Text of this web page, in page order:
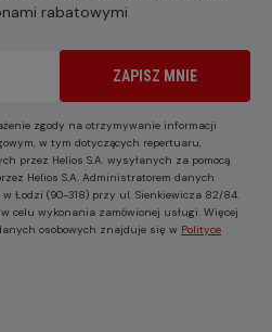
rabatowymi
ZAPISZ MNIE
zgody na otrzymywanie informacji
w tym dotyczących repertuaru,
przez Helios S.A. wysyłanych za pomocą
Helios S.A. Administratorem danych
Łodzi (90-318) przy ul. Sienkiewicza 82/84.
celu wykonania zamówionej usługi. Więcej
osobowych znajduje się w Polityce